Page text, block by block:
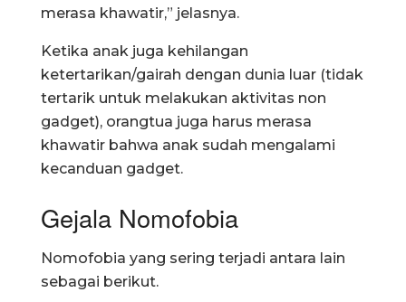
merasa khawatir,” jelasnya.
Ketika anak juga kehilangan
ketertarikan/gairah dengan dunia luar (tidak
tertarik untuk melakukan aktivitas non
gadget), orangtua juga harus merasa
khawatir bahwa anak sudah mengalami
kecanduan gadget.
Gejala Nomofobia
Nomofobia yang sering terjadi antara lain
sebagai berikut.